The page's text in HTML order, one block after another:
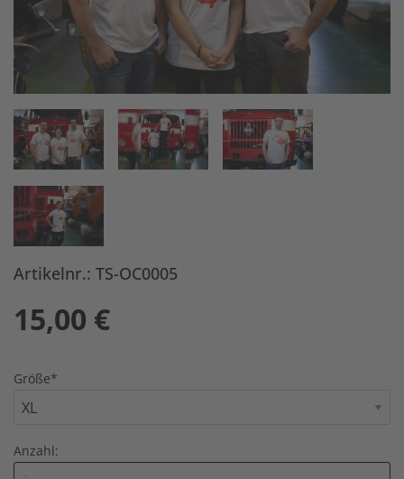
Artikelnr.: TS-OC0005
15,00 €
Größe*
Anzahl: